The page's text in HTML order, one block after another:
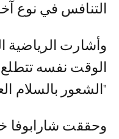
التنافس في نوع
وأشارت الرياضية
الوقت نفسه
"الشعور بالسلام
وحققت شارابوفا